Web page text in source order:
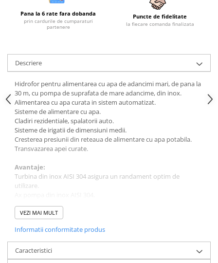
Unelte taiat
Lopeti pentru zapada
Sere si solarii
Plase si folii pentru gradinarit
Alte unelte de gradinarit
Echipamente de protectie pentru
gradina
Casti de protectie
Manusi de lucru
Ochelari de protectie
Electrice si Iluminat
Sisteme fotovoltaice
Prize & Prelungitoare
Masini de taiat
Masini de taiat gresie / faianta
Masini de taiat caramida
Motodebitatoare
Pana la 6 rate fara dobanda
prin cardurile de cumparaturi
partenere
Puncte de fidelitate
la fiecare comanda finalizata
Descriere
Hidrofor pentru alimentarea cu apa de adancimi mari, de pana la
30 m, cu pompa de suprafata de mare adancime, din inox.
Alimentarea cu apa curata in sistem automatizat.
Sisteme de alimentare cu apa.
Cladiri rezidentiale, spalatorii auto.
Sisteme de irigatii de dimensiuni medii.
Cresterea presiunii din reteaua de alimentare cu apa potabila.
Transvazarea apei curate.
Avantaje:
Turbina din inox AISI 304 asigura un randament optim de
utilizare.
Infasurare stator din cupru.
Corp pompa din inox.
Set livrare:
Ejector
Racord 5 cai din alama
VEZI MAI MULT
Informatii conformitate produs
Caracteristici